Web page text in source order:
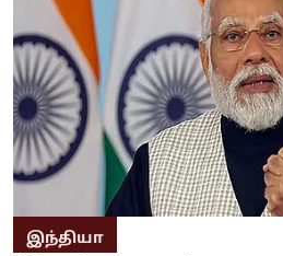
இந்தியா